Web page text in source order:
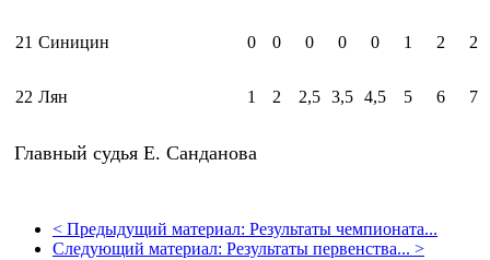
21 Синицин 0 0 0 0 0 1 2 2
22 Лян 1 2 2,5 3,5 4,5 5 6 7
Главный судья Е. Санданова
< Предыдущий материал: Результаты чемпионата...
Следующий материал: Результаты первенства... >